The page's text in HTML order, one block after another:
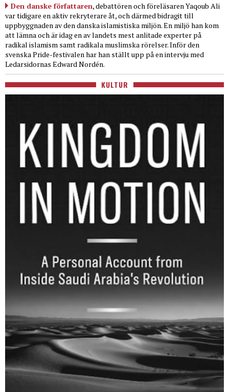
Den danske författaren, debattören och föreläsaren Yaqoub Ali
var tidigare en aktiv rekryterare åt, och därmed bidragit till
uppbyggnaden av den danska islamistiska miljön. En miljö han kom
att lämna och är idag en av landets mest anlitade experter på
radikal islamism samt radikala muslimska rörelser. Inför den
svenska Pride-festivalen har han ställt upp på en intervju med
Ledarsidornas Edward Nordén.
KULTUR